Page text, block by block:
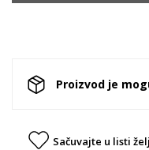
Proizvod je
Sačuvajte u listi